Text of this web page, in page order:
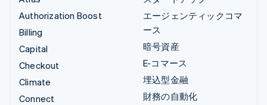
Authorization Boost
Billing
Capital
Checkout
Climate
Connect
エージェンティックコマ
ース
暗号資産
E-コマース
埋込型金融
財務の自動化